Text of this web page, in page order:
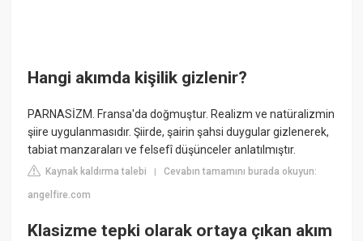
Hangi akımda kişilik gizlenir?
PARNASİZM. Fransa'da doğmuştur. Realizm ve natüralizmin
şiire uygulanmasıdır. Şiirde, şairin şahsi duygular gizlenerek,
tabiat manzaraları ve felsefî düşünceler anlatılmıştır.
Kaynak kaldırma talebi |Cevabın tamamını burada okuyun:
angelfire.com
Klasizme tepki olarak ortaya çıkan akım